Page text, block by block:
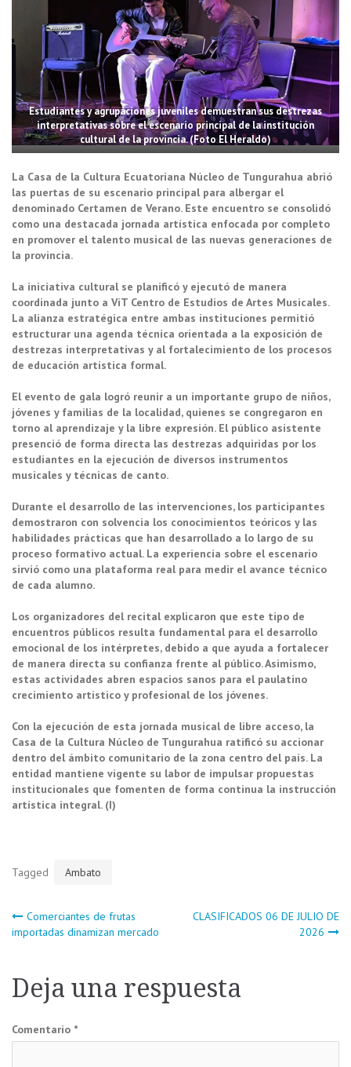
Estudiantes y agrupaciones juveniles demuestran sus destrezas
interpretativas sobre el escenario principal de la institución
cultural de la provincia. (Foto El Heraldo)
La Casa de la Cultura Ecuatoriana Núcleo de Tungurahua abrió
las puertas de su escenario principal para albergar el
denominado Certamen de Verano. Este encuentro se consolidó
como una destacada jornada artística enfocada por completo
en promover el talento musical de las nuevas generaciones de
la provincia.
La iniciativa cultural se planificó y ejecutó de manera
coordinada junto a ViT Centro de Estudios de Artes Musicales.
La alianza estratégica entre ambas instituciones permitió
estructurar una agenda técnica orientada a la exposición de
destrezas interpretativas y al fortalecimiento de los procesos
de educación artística formal.
El evento de gala logró reunir a un importante grupo de niños,
jóvenes y familias de la localidad, quienes se congregaron en
torno al aprendizaje y la libre expresión. El público asistente
presenció de forma directa las destrezas adquiridas por los
estudiantes en la ejecución de diversos instrumentos
musicales y técnicas de canto.
Durante el desarrollo de las intervenciones, los participantes
demostraron con solvencia los conocimientos teóricos y las
habilidades prácticas que han desarrollado a lo largo de su
proceso formativo actual. La experiencia sobre el escenario
sirvió como una plataforma real para medir el avance técnico
de cada alumno.
Los organizadores del recital explicaron que este tipo de
encuentros públicos resulta fundamental para el desarrollo
emocional de los intérpretes, debido a que ayuda a fortalecer
de manera directa su confianza frente al público. Asimismo,
estas actividades abren espacios sanos para el paulatino
crecimiento artístico y profesional de los jóvenes.
Con la ejecución de esta jornada musical de libre acceso, la
Casa de la Cultura Núcleo de Tungurahua ratificó su accionar
dentro del ámbito comunitario de la zona centro del país. La
entidad mantiene vigente su labor de impulsar propuestas
institucionales que fomenten de forma continua la instrucción
artística integral. (I)
Tagged Ambato
Navegación
entradas
Comerciantes de frutas
importadas dinamizan mercado
CLASIFICADOS 06 DE JULIO DE
2026
Deja una respuesta
Comentario *